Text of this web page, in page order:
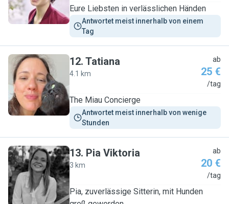
Eure Liebsten in verlässlichen Händen
Antwortet meist innerhalb von einem
Tag
T
12. Tatiana
4.1 km
ab
25 €
/tag
The Miau Concierge
Antwortet meist innerhalb von wenige
Stunden
P
13. Pia Viktoria
3 km
ab
20 €
/tag
Pia, zuverlässige Sitterin, mit Hunden